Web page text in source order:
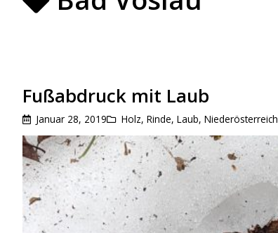
Fußabdruck mit Laub
Januar 28, 2019 Holz, Rinde, Laub, Niederösterreich